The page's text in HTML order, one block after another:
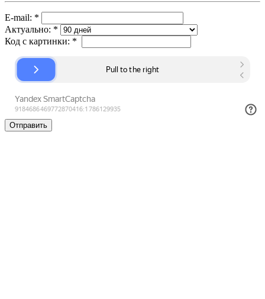
E-mail: *
Актуально: *
Код с картинки: *